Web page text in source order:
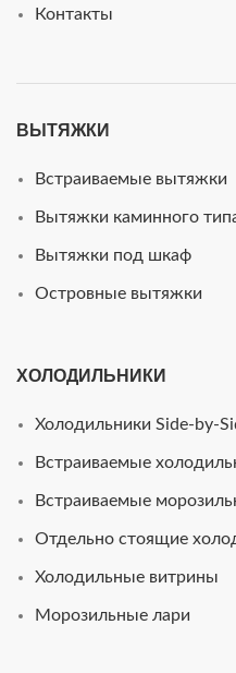
Контакты
ВЫТЯЖКИ
Встраиваемые вытяжки
Вытяжки каминного
Вытяжки под шкаф
Островные вытяжки
ХОЛОДИЛЬНИКИ
Холодильники Side-by-
Встраиваемые
Встраиваемые
Отдельно стоящие
Холодильные витрины
Морозильные лари